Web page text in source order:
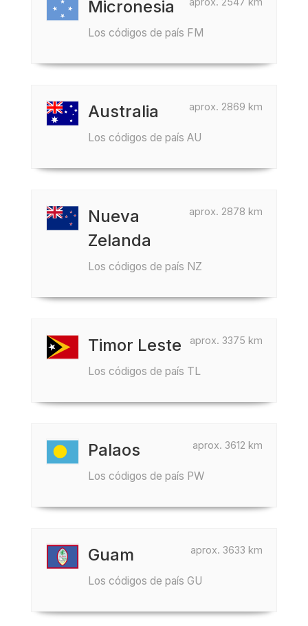
Micronesia
Los códigos de país FM
aprox. 2869 km
Australia
Los códigos de país AU
aprox. 2878 km
Nueva
Zelanda
Los códigos de país NZ
aprox. 3375 km
Timor Leste
Los códigos de país TL
aprox. 3612 km
Palaos
Los códigos de país PW
aprox. 3633 km
Guam
Los códigos de país GU